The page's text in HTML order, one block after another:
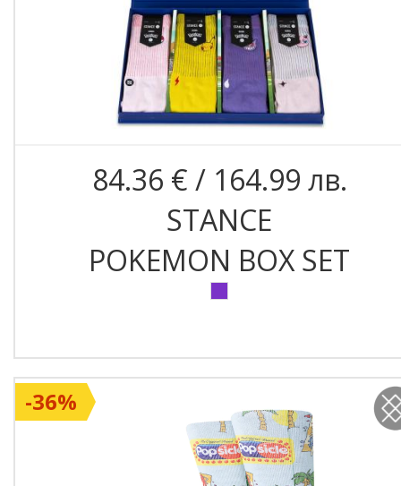
84.36 € / 164.99 лв.
STANCE
POKEMON BOX SET
-36%